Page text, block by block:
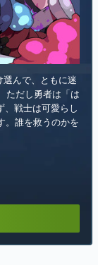
選んで、ともに迷
ただし勇者は「は
、戦士は可愛らし